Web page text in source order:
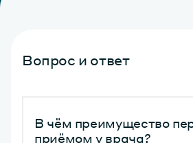
Вопрос и ответ
В чём преимущество
приёмом у врача?